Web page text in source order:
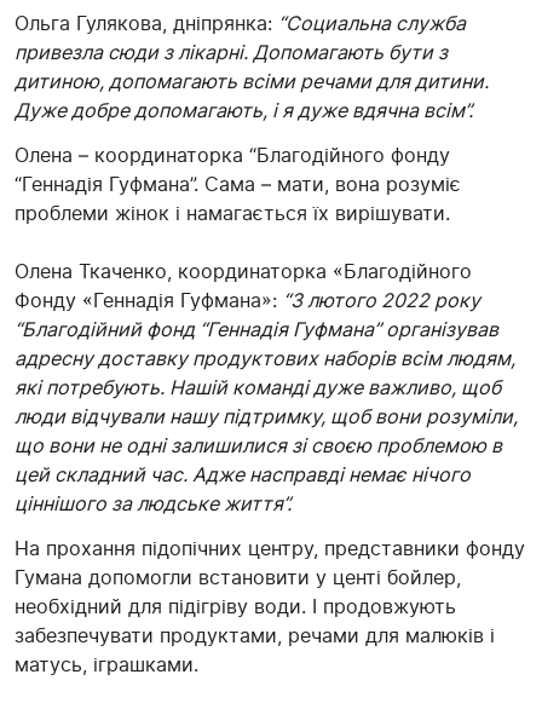
Ольга Гулякова, дніпрянка: “Социальна служба
привезла сюди з лікарні. Допомагають бути з
дитиною, допомагають всіми речами для дитини.
Дуже добре допомагають, і я дуже вдячна всім”.
Олена – координаторка “Благодійного фонду
“Геннадія Гуфмана”. Сама – мати, вона розуміє
проблеми жінок і намагається їх вирішувати.
Олена Ткаченко, координаторка «Благодійного
Фонду «Геннадія Гуфмана»: “З лютого 2022 року
“Благодійний фонд “Геннадія Гуфмана” організував
адресну доставку продуктових наборів всім людям,
які потребують. Нашій команді дуже важливо, щоб
люди відчували нашу підтримку, щоб вони розуміли,
що вони не одні залишилися зі своєю проблемою в
цей складний час. Адже насправді немає нічого
ціннішого за людське життя”.
На прохання підопічних центру, представники фонду
Гумана допомогли встановити у центі бойлер,
необхідний для підігріву води. І продовжують
забезпечувати продуктами, речами для малюків і
матусь, іграшками.